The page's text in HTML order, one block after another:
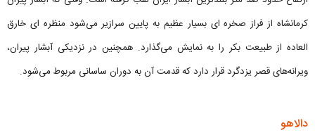
کرمانشاه از فراز صخره ای بسیار عظیم به پایین سرازیر می‌شود منظره ای خارق
العاده از طبیعت بکر را به نمایش می‌گذارد. همچنین در نزدیکی آبشار پیران،
ویرانه‌های قصر یزدگرد قرار دارد که قدمت آن به دوران ساسانی مربوط می‌شود.
دالاهو